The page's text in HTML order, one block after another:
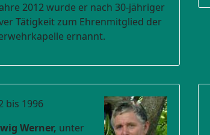
2012 wurde er nach 30-jähriger
Tätigkeit zum Ehrenmitglied der
ernannt.
bis 1996
Werner, unter